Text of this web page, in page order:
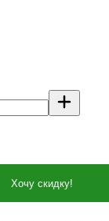
Хочу скидку!